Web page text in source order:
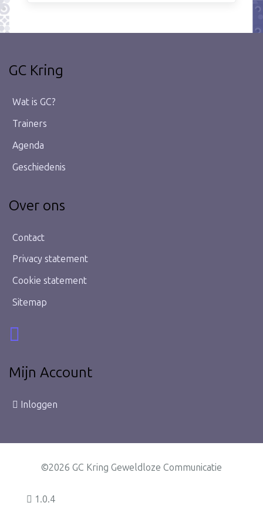
GC Kring
Wat is GC?
Trainers
Agenda
Geschiedenis
Over ons
Contact
Privacy statement
Cookie statement
Sitemap
Mijn Account
Inloggen
©2026 GC Kring Geweldloze Communicatie
1.0.4